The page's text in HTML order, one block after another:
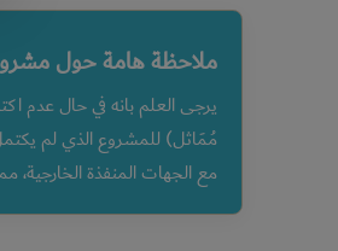
ملاحظة هامة حول
يرجى العلم بانه في حال عدم
مُمَاثل) للمشروع الذي لم
مع الجهات المنفذة الخارجية،